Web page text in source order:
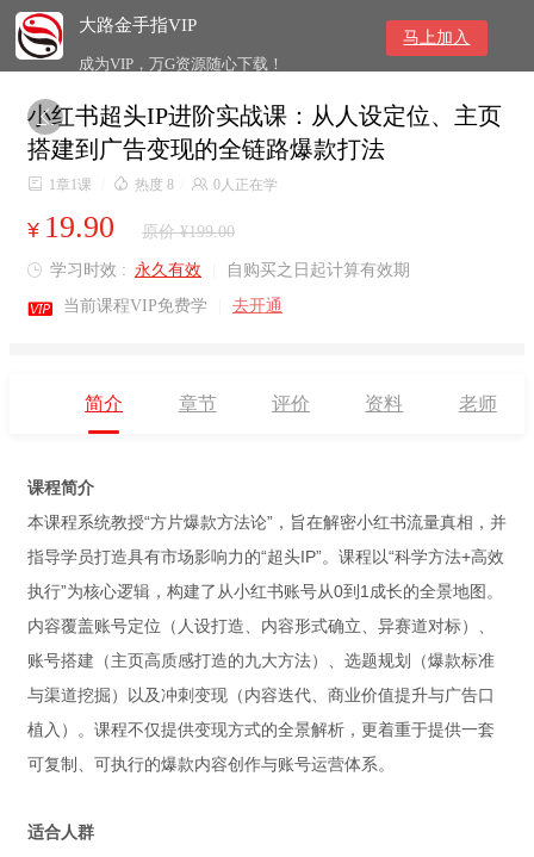
大路金手指VIP
成为VIP，万G资源随心下载！
马上加入

小红书超头IP进阶实战课：从人设定位、主页
搭建到广告变现的全链路爆款打法
 1章1课  热度 8  0人正在学
¥ 19.90 原价 ¥199.00
 学习时效 : 永久有效 自购买之日起计算有效期
 当前课程VIP免费学 去开通
简介 章节 评价 资料 老师
课程简介
本课程系统教授“方片爆款方法论”，旨在解密小红书流量真相，并
指导学员打造具有市场影响力的“超头IP”。课程以“科学方法+高效
执行”为核心逻辑，构建了从小红书账号从0到1成长的全景地图。
内容覆盖账号定位（人设打造、内容形式确立、异赛道对标）、
账号搭建（主页高质感打造的九大方法）、选题规划（爆款标准
与渠道挖掘）以及冲刺变现（内容迭代、商业价值提升与广告口
植入）。课程不仅提供变现方式的全景解析，更着重于提供一套
可复制、可执行的爆款内容创作与账号运营体系。
适合人群